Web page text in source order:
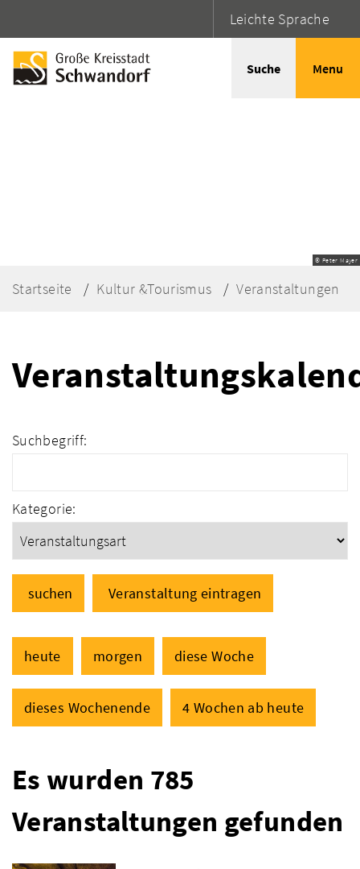
Leichte Sprache
Suche Menu
© Peter Mayer
Startseite Kultur &Tourismus Veranstaltungen
Suchbegriff:
Kategorie:
suchen Veranstaltung eintragen
heute morgen diese Woche
dieses Wochenende 4 Wochen ab heute
Es wurden 785
Veranstaltungen gefunden